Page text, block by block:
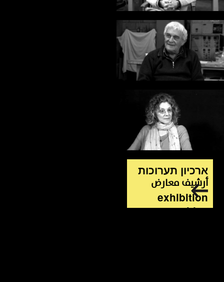
ארכיון תערוכות
أرشيف معارض
exhibition
archive